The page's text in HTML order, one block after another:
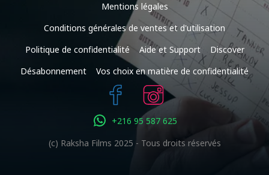
Mentions légales
Conditions générales de ventes et d'utilisation
Politique de confidentialité
Aide et Support
Discover
Désabonnement
Vos choix en matière de confidentialité
+216 95 587 625
(c) Raksha Films 2025 - Tous droits réservés